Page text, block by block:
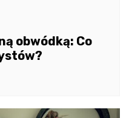
obwódką: Co